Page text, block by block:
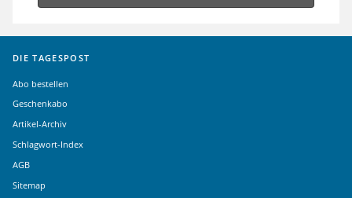
DIE TAGESPOST
Abo bestellen
Geschenkabo
Artikel-Archiv
Schlagwort-Index
AGB
Sitemap